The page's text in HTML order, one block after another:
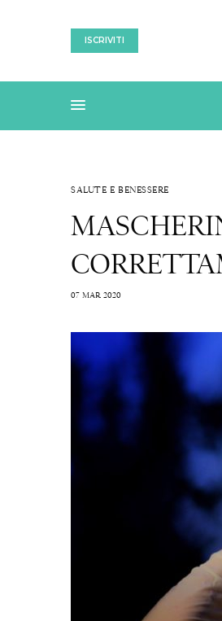
ISCRIVITI
SALUTE E BENESSERE
07 MAR 2020